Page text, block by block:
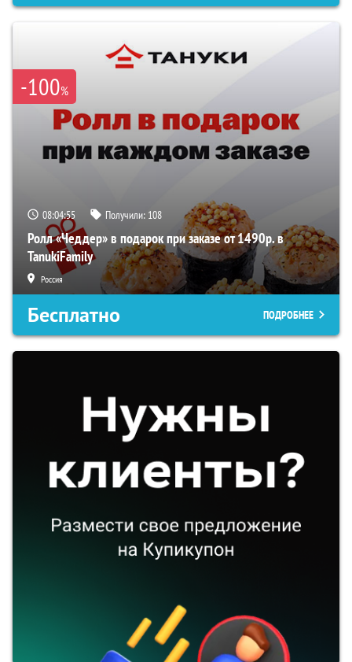
-100%
08:04:54 Получили: 108
Ролл «Чеддер» в подарок при заказе от 1490р. в
TanukiFamily
Россия
Бесплатно ПОДРОБНЕЕ